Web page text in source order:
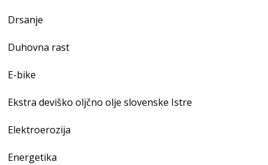
Drsanje
Duhovna rast
E-bike
Ekstra deviško oljčno olje slovenske Istre
Elektroerozija
Energetika